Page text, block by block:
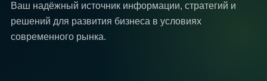
Ваш надёжный источник информации, стратегий и
решений для развития бизнеса в условиях
современного рынка.